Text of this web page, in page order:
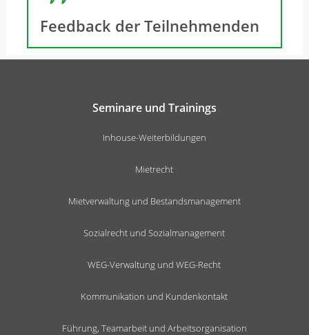
Feedback der Teilnehmenden
Seminare und Trainings
Inhouse-Weiterbildungen
Mietrecht
Mietverwaltung und Bestandsmanagement
Sozialrecht und Sozialmanagement
WEG-Verwaltung und WEG-Recht
Kommunikation und Kundenkontakt
Führung, Teamarbeit und Arbeitsorganisation